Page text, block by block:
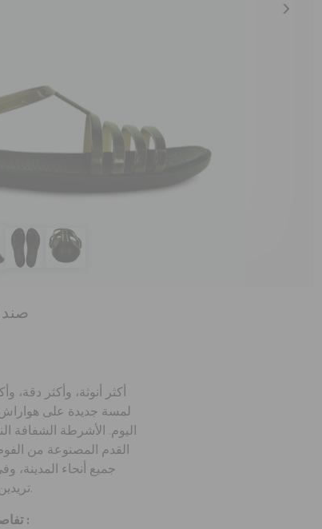
أكثر أنوثة، وأكثر دقة،
لمسة جديدة على
اليوم. الأشرطة الشفافة
القدم المصنوعة من
جميع أنحاء المدينة،
تريدين فيه المزيج المثالي من الأناقة والراحة.
تفاصيل صندل كروكس إيزابيلا ميني للنساء :